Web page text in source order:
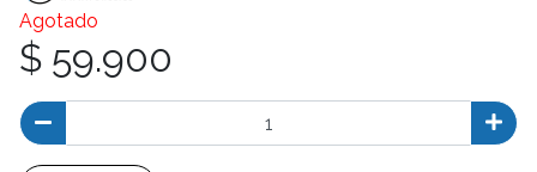
Agotado
$ 59.900